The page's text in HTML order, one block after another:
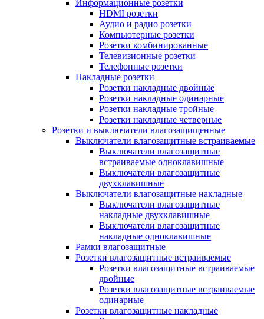
Информационные розетки
HDMI розетки
Аудио и радио розетки
Компьютерные розетки
Розетки комбинированные
Телевизионные розетки
Телефонные розетки
Накладные розетки
Розетки накладные двойные
Розетки накладные одинарные
Розетки накладные тройные
Розетки накладные четверные
Розетки и выключатели влагозащищенные
Выключатели влагозащитные встраиваемые
Выключатели влагозащитные
встраиваемые одноклавишные
Выключатели влагозащитные
двухклавишные
Выключатели влагозащитные накладные
Выключатели влагозащитные
накладные двухклавишные
Выключатели влагозащитные
накладные одноклавишные
Рамки влагозащитные
Розетки влагозащитные встраиваемые
Розетки влагозащитные встраиваемые
двойные
Розетки влагозащитные встраиваемые
одинарные
Розетки влагозащитные накладные